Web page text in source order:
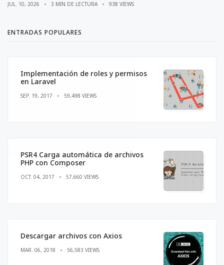
JUL. 10, 2026 3 MIN DE LECTURA 938 VIEWS
ENTRADAS POPULARES
Implementación de roles y permisos
en Laravel
SEP. 19, 2017 59,498 VIEWS
PSR4 Carga automática de archivos
PHP con Composer
OCT. 04, 2017 57,660 VIEWS
Descargar archivos con Axios
MAR. 06, 2018 56,583 VIEWS